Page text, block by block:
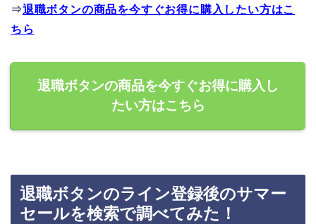
⇒退職ボタンの商品を今すぐお得に購入したい方はこ
ちら
退職ボタンの商品を今すぐお得に購入し
たい方はこちら
退職ボタンのライン登録後のサマー
セールを検索で調べてみた！